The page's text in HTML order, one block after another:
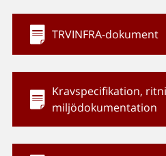
TRVINFRA-dokument
Kravspecifikation,
miljödokumentation